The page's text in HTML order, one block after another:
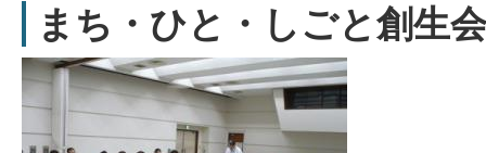
まち・ひと・しごと創生